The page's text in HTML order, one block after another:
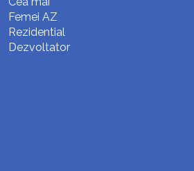
Femei AZ
Rezidential
Dezvoltator